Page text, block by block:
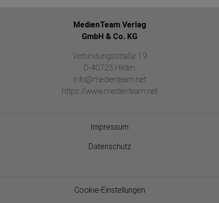
MedienTeam Verlag
GmbH & Co. KG
Verbindungsstraße 19
D-40723 Hilden
info@medienteam.net
https://www.medienteam.net
Impressum
Datenschutz
Cookie-Einstellungen